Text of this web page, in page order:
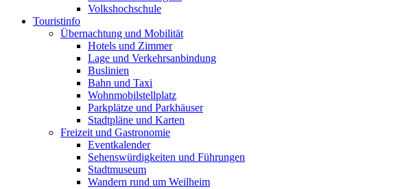
Volkshochschule
Touristinfo
Übernachtung und Mobilität
Hotels und Zimmer
Lage und Verkehrsanbindung
Buslinien
Bahn und Taxi
Wohnmobilstellplatz
Parkplätze und Parkhäuser
Stadtpläne und Karten
Freizeit und Gastronomie
Eventkalender
Sehenswürdigkeiten und Führungen
Stadtmuseum
Wandern rund um Weilheim